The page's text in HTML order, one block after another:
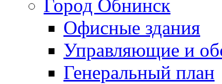
Город Обнинск
Офисные здания
Управляющие и
Генеральный план